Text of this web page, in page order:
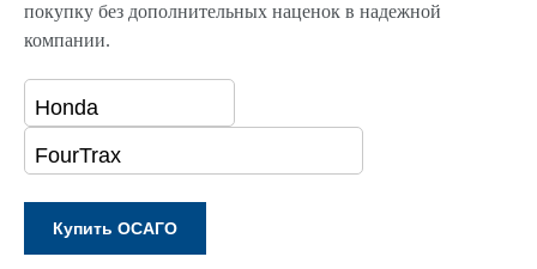
покупку без дополнительных наценок в надежной
компании.